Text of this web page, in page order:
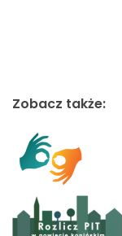
Zobacz także: